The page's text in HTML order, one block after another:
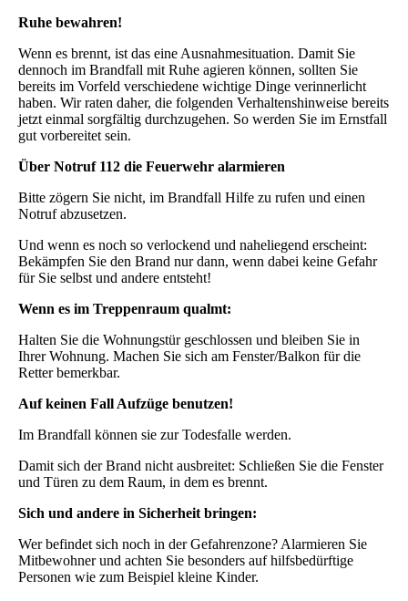
Ruhe bewahren!
Wenn es brennt, ist das eine Ausnahmesituation. Damit Sie
dennoch im Brandfall mit Ruhe agieren können, sollten Sie
bereits im Vorfeld verschiedene wichtige Dinge verinnerlicht
haben. Wir raten daher, die folgenden Verhaltenshinweise bereits
jetzt einmal sorgfältig durchzugehen. So werden Sie im Ernstfall
gut vorbereitet sein.
Über Notruf 112 die Feuerwehr alarmieren
Bitte zögern Sie nicht, im Brandfall Hilfe zu rufen und einen
Notruf abzusetzen.
Und wenn es noch so verlockend und naheliegend erscheint:
Bekämpfen Sie den Brand nur dann, wenn dabei keine Gefahr
für Sie selbst und andere entsteht!
Wenn es im Treppenraum qualmt:
Halten Sie die Wohnungstür geschlossen und bleiben Sie in
Ihrer Wohnung. Machen Sie sich am Fenster/Balkon für die
Retter bemerkbar.
Auf keinen Fall Aufzüge benutzen!
Im Brandfall können sie zur Todesfalle werden.
Damit sich der Brand nicht ausbreitet: Schließen Sie die Fenster
und Türen zu dem Raum, in dem es brennt.
Sich und andere in Sicherheit bringen:
Wer befindet sich noch in der Gefahrenzone? Alarmieren Sie
Mitbewohner und achten Sie besonders auf hilfsbedürftige
Personen wie zum Beispiel kleine Kinder.